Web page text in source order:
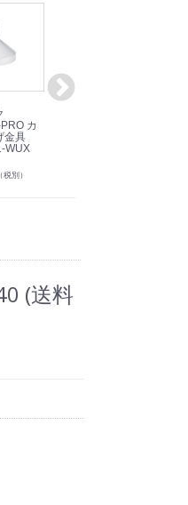
カ
金具
WUX
（税別）
(送料